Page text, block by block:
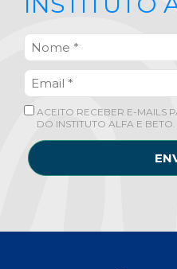
ACEITO RECEBER E-MAILS
DO INSTITUTO ALFA E BETO.